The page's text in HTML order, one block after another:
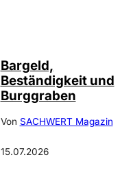
Bargeld,
Beständigkeit und
Burggraben
Von SACHWERT Magazin
15.07.2026